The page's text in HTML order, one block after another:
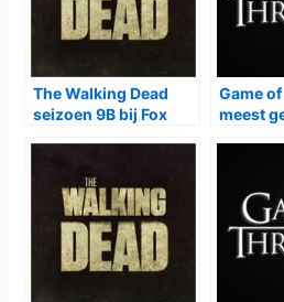
The Walking Dead
seizoen 9B bij Fox
Game
meest